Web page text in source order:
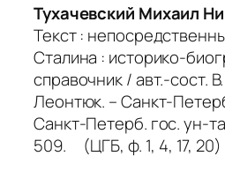
Тухачевский Михаил
Текст :
Сталина : историко-
справочник / авт.-сост.
Леонтюк. – Санкт-
Санкт-Петерб. гос. ун-
509. (ЦГБ, ф. 1, 4, 17, 20)